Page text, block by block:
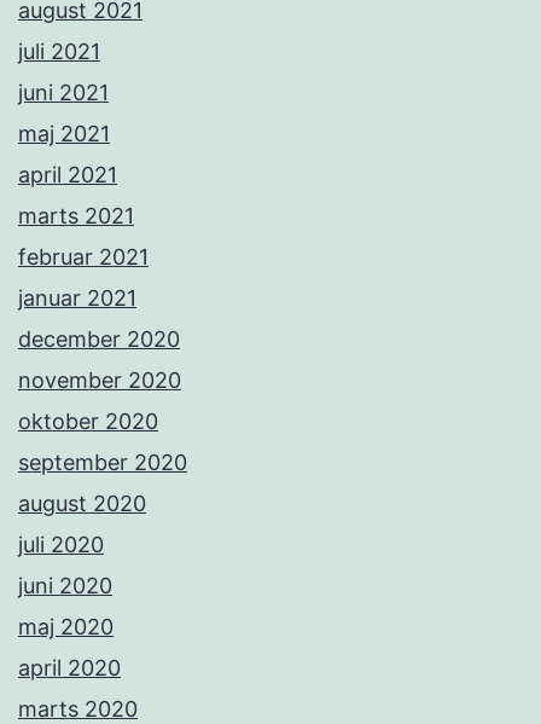
august 2021
juli 2021
juni 2021
maj 2021
april 2021
marts 2021
februar 2021
januar 2021
december 2020
november 2020
oktober 2020
september 2020
august 2020
juli 2020
juni 2020
maj 2020
april 2020
marts 2020